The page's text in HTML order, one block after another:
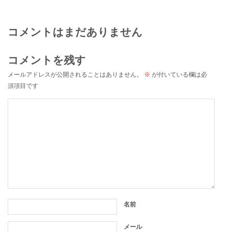
コメントはまだありません
コメントを残す
メールアドレスが公開されることはありません。 ※ が付いている欄は必
須項目です
名前
メール